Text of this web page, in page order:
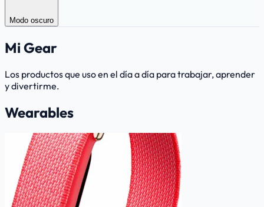
Modo oscuro
Mi Gear
Los productos que uso en el día a día para trabajar, aprender
y divertirme.
Wearables